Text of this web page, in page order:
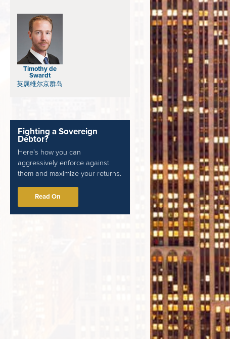
Timothy de
Swardt
英属维尔京群岛
Fighting a Sovereign
Debtor?
Here's how you can
aggressively enforce against
them and maximize your returns.
Read On